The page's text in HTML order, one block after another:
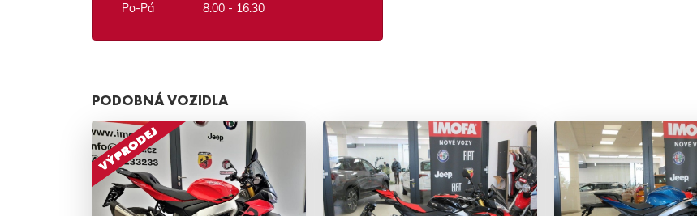
Po-Pá 8:00 - 16:30
PODOBNÁ VOZIDLA